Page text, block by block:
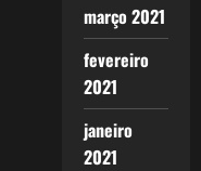
março 2021
fevereiro
2021
janeiro
2021